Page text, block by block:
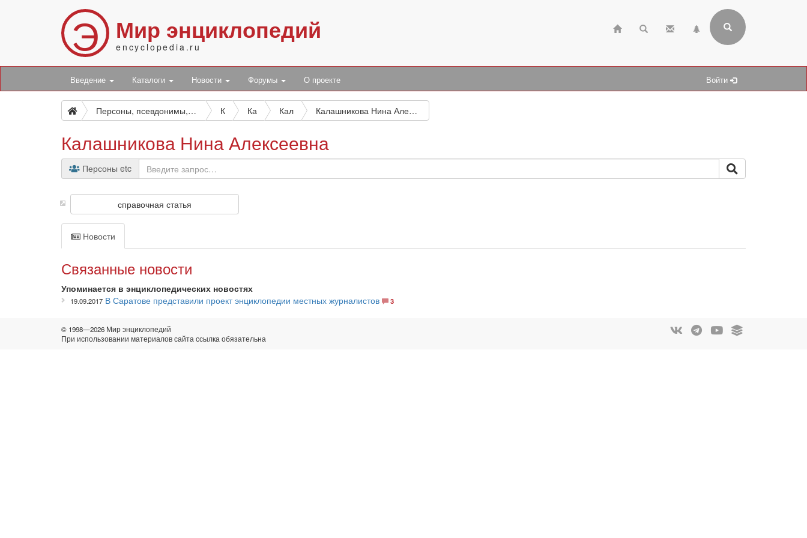
Э Мир энциклопедий
encyclopedia.ru
Введение Каталоги Новости Форумы О проекте Войти
Персоны, псевдонимы, персонажи и боты К Ка Кал Калашникова Нина Алексеевна
Калашникова Нина Алексеевна
Персоны etc
справочная статья
Новости
Связанные новости
Упоминается в энциклопедических новостях
19.09.2017 В Саратове представили проект энциклопедии местных журналистов 3
© 1998—2026 Мир энциклопедий
При использовании материалов сайта ссылка обязательна